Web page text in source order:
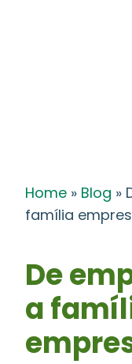
Home » Blog »
família
De
a